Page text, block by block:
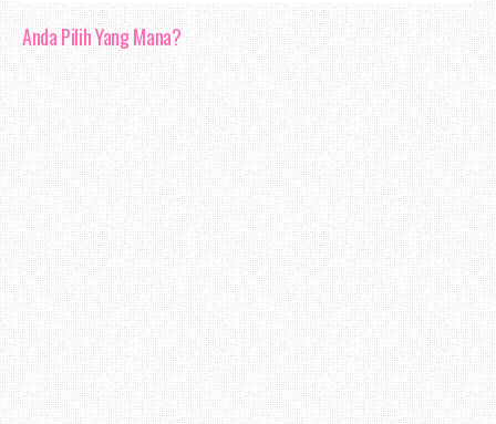
Erza. Blog bersifat peribadi, dan
bersantai membaca entry - entry yang di
Erza terus berjaya. Sedikit
merupakan pelajar Industrial
sesiapa yang berminat untuk
sendiri empunya badan hehe :D
Pendapat anda mengenai blogErza?
Terima Kasih ~ Datang Lagi
Anda Pilih Yang Mana?